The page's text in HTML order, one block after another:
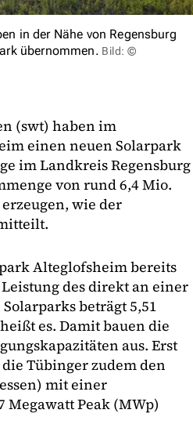
in der Nähe von Regensburg
übernommen. Bild: ©
(swt) haben im
einen neuen Solarpark
im Landkreis Regensburg
von rund 6,4 Mio.
wie der
Alteglofsheim bereits
des direkt an einer
beträgt 5,51
es. Damit bauen die
aus. Erst
Tübinger zudem den
mit einer
Megawatt Peak (MWp)